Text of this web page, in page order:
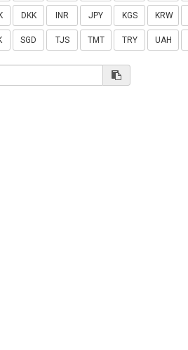
DKK INR JPY KGS KRW
SGD TJS TMT TRY UAH